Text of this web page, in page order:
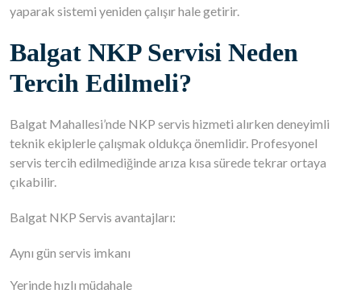
yaparak sistemi yeniden çalışır hale getirir.
Balgat NKP Servisi Neden
Tercih Edilmeli?
Balgat Mahallesi’nde NKP servis hizmeti alırken deneyimli
teknik ekiplerle çalışmak oldukça önemlidir. Profesyonel
servis tercih edilmediğinde arıza kısa sürede tekrar ortaya
çıkabilir.
Balgat NKP Servis avantajları:
Aynı gün servis imkanı
Yerinde hızlı müdahale